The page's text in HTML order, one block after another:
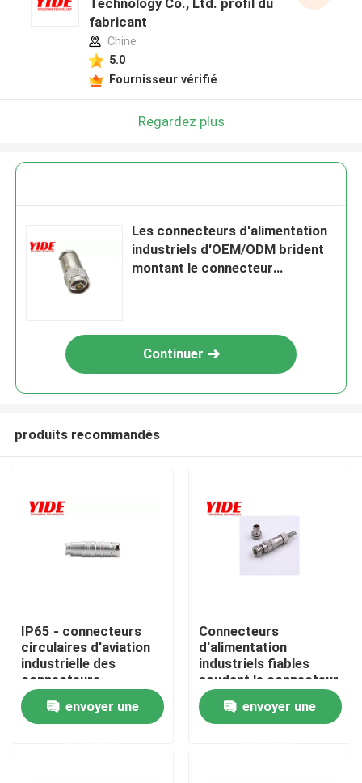
Accueil
A propos de nous
Technology Co., Ltd. profil du
fabricant
Chine
5.0
Fournisseur vérifié
Regardez plus
Les connecteurs d'alimentation
industriels d'OEM/ODM brident
montant le connecteur
Continuer
produits recommandés
IP65 - connecteurs
circulaires d'aviation
industrielle des
connecteurs
d'alimentation IP68
envoyer une
Connecteurs
d'alimentation
industriels fiables
soudant le connecteur
d'aviation
envoyer une